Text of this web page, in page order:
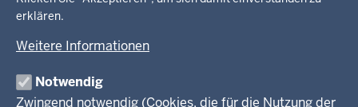
erklären.
Weitere Informationen
Notwendig
Zwingend notwendig (Cookies, die für die Nutzung der
Schule und Bildung
Wirtschaft und Kultur
Neues
Produkte und Dienste
TIM-online
Webdienste
Amtsblatt
Behördenleitung
Leitbild
Personalvertretung
Stellenangebote
PRESSE